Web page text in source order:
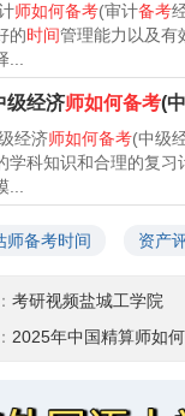
师如何备考(审计备考
的时间管理能力以及有
级经济师如何备考(
经济师如何备考(中级
学科知识和合理的复
师备考时间 资产
考研视频盐城工学院
2025年中国精算师如